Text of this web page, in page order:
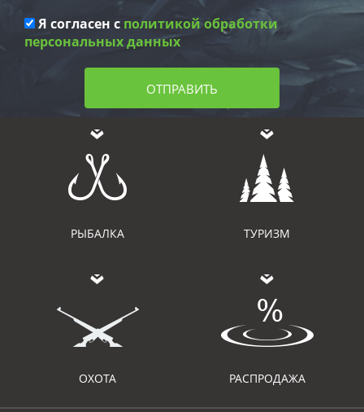
Я согласен с политикой обработки
персональных данных
ОТПРАВИТЬ
РЫБАЛКА ТУРИЗМ
ОХОТА РАСПРОДАЖА